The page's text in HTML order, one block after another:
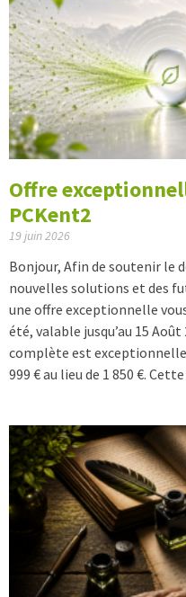
Offre
PCKent2
19 juin 2026
Bonjour, Afin de soutenir le
nouvelles solutions et des
une offre exceptionnelle
été, valable jusqu’au 15
complète est
999 € au lieu de 1 850 €.